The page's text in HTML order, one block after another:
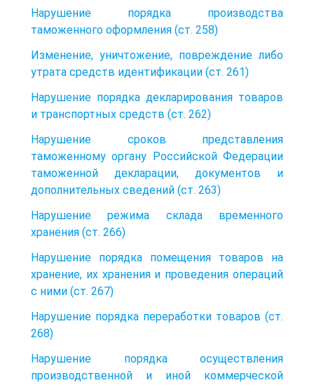
Нарушение порядка производства
таможенного оформления (ст. 258)
Изменение, уничтожение, повреждение либо
утрата средств идентификации (ст. 261)
Нарушение порядка декларирования товаров
и транспортных средств (ст. 262)
Нарушение сроков представления
таможенному органу Российской Федерации
таможенной декларации, документов и
дополнительных сведений (ст. 263)
Нарушение режима склада временного
хранения (ст. 266)
Нарушение порядка помещения товаров на
хранение, их хранения и проведения операций
с ними (ст. 267)
Нарушение порядка переработки товаров (ст.
268)
Нарушение порядка осуществления
производственной и иной коммерческой